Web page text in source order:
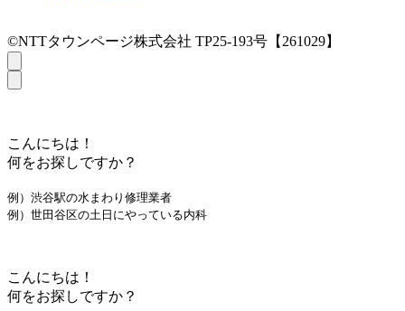
©NTTタウンページ株式会社 TP25-193号【261029】
こんにちは！
何をお探しですか？
例）渋谷駅の水まわり修理業者
例）世田谷区の土日にやっている内科
こんにちは！
何をお探しですか？